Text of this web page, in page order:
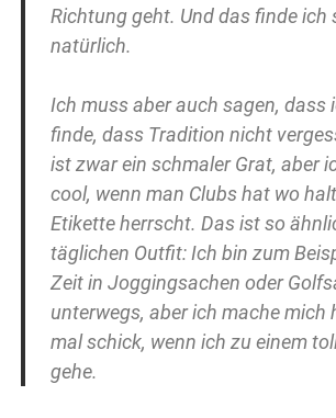
Richtung geht. Und das finde ich
natürlich.
Ich muss aber auch sagen, dass
finde, dass Tradition nicht
ist zwar ein schmaler Grat, aber
cool, wenn man Clubs hat wo
Etikette herrscht. Das ist so
täglichen Outfit: Ich bin zum
Zeit in Joggingsachen oder
unterwegs, aber ich mache mich
mal schick, wenn ich zu einem
gehe.